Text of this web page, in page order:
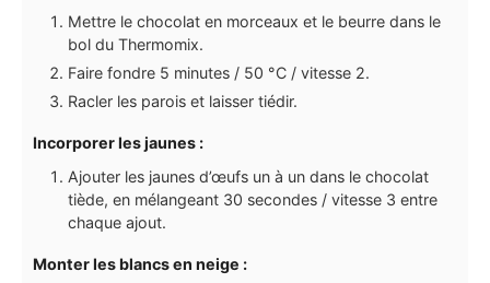
Mettre le chocolat en morceaux et le beurre dans le
bol du Thermomix.
Faire fondre 5 minutes / 50 °C / vitesse 2.
Racler les parois et laisser tiédir.
Incorporer les jaunes :
Ajouter les jaunes d’œufs un à un dans le chocolat
tiède, en mélangeant 30 secondes / vitesse 3 entre
chaque ajout.
Monter les blancs en neige :